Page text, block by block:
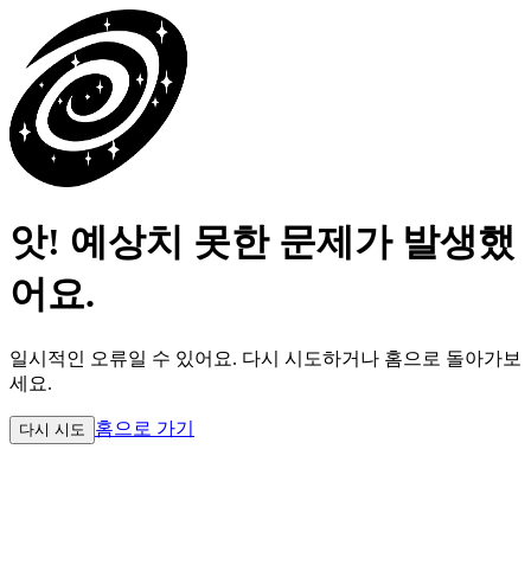
앗! 예상치 못한 문제가 발생했
어요.
일시적인 오류일 수 있어요. 다시 시도하거나 홈으로 돌아가보
세요.
다시 시도 홈으로 가기